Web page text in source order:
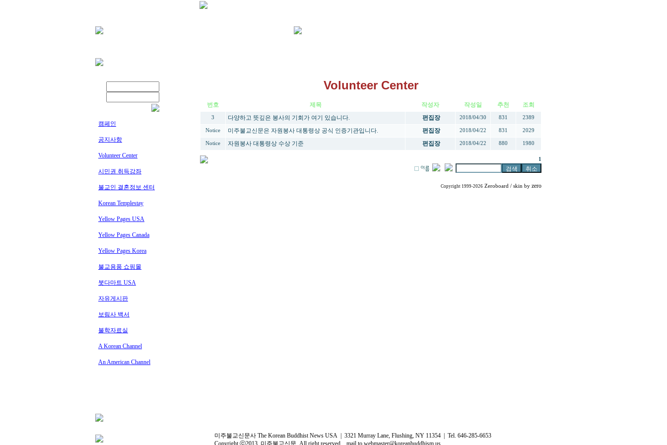
캠페인
공지사항
Volunteer Center
시민권 취득강좌
불교인 결혼정보 센터
Korean Templestay
Yellow Pages USA
Yellow Pages Canada
Yellow Pages Korea
불교용품 쇼핑몰
붓다마트 USA
자유게시판
보림사 백서
불학자료실
A Korean Channel
An American Channel
Volunteer Center
번호 제목 작성자 작성일 추천 조회
3 다양하고 뜻깊은 봉사의 기회가 여기 있습니다. 편집장 2018/04/30 831 2389
Notice 미주불교신문은 자원봉사 대통령상 공식 인증기관입니다. 편집장 2018/04/22 831 2029
Notice 자원봉사 대통령상 수상 기준 편집장 2018/04/22 880 1980
1
Copyright 1999-2026 Zeroboard / skin by zero
미주불교신문사 The Korean Buddhist News USA | 3321 Murray Lane, Flushing, NY 11354 | Tel. 646-285-6653
Copyright ⓒ2013 미주불교신문. All right reserved. mail to webmaster@koreanbuddhism.us